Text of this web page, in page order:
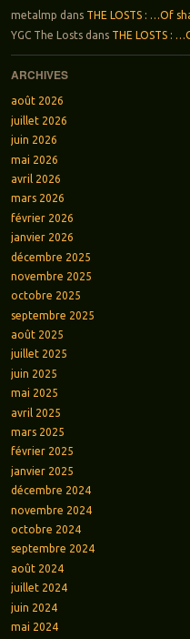
metalmp dans THE LOSTS : …Of
YGC The Lostsdans THE LOSTS :
ARCHIVES
août 2026
juillet 2026
juin 2026
mai 2026
avril 2026
mars 2026
février 2026
janvier 2026
décembre 2025
novembre 2025
octobre 2025
septembre 2025
août 2025
juillet 2025
juin 2025
mai 2025
avril 2025
mars 2025
février 2025
janvier 2025
décembre 2024
novembre 2024
octobre 2024
septembre 2024
août 2024
juillet 2024
juin 2024
mai 2024